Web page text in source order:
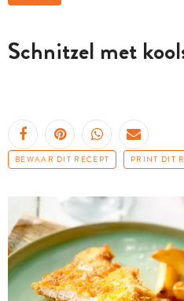
Schnitzel met
BEWAAR DIT RECEPT PRINT DIT